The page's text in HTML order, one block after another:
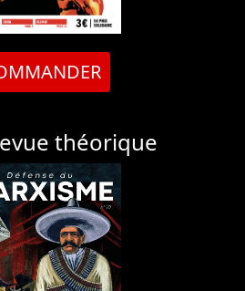
théorique